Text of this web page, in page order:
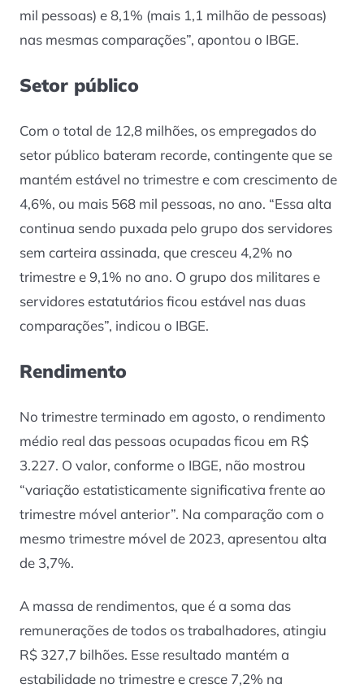
mil pessoas) e 8,1% (mais 1,1 milhão de pessoas)
nas mesmas comparações”, apontou o IBGE.
Setor público
Com o total de 12,8 milhões, os empregados do
setor público bateram recorde, contingente que se
mantém estável no trimestre e com crescimento de
4,6%, ou mais 568 mil pessoas, no ano. “Essa alta
continua sendo puxada pelo grupo dos servidores
sem carteira assinada, que cresceu 4,2% no
trimestre e 9,1% no ano. O grupo dos militares e
servidores estatutários ficou estável nas duas
comparações”, indicou o IBGE.
Rendimento
No trimestre terminado em agosto, o rendimento
médio real das pessoas ocupadas ficou em R$
3.227. O valor, conforme o IBGE, não mostrou
“variação estatisticamente significativa frente ao
trimestre móvel anterior”. Na comparação com o
mesmo trimestre móvel de 2023, apresentou alta
de 3,7%.
A massa de rendimentos, que é a soma das
remunerações de todos os trabalhadores, atingiu
R$ 327,7 bilhões. Esse resultado mantém a
estabilidade no trimestre e cresce 7,2% na